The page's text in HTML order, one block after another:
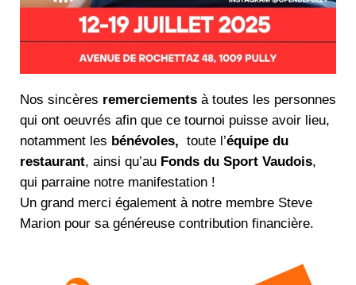
Nos sincères remerciements à toutes les personnes
qui ont oeuvrés afin que ce tournoi puisse avoir lieu,
notamment les bénévoles, toute l’équipe du
restaurant, ainsi qu’au Fonds du Sport Vaudois,
qui parraine notre manifestation !
Un grand merci également à notre membre Steve
Marion pour sa généreuse contribution financière.